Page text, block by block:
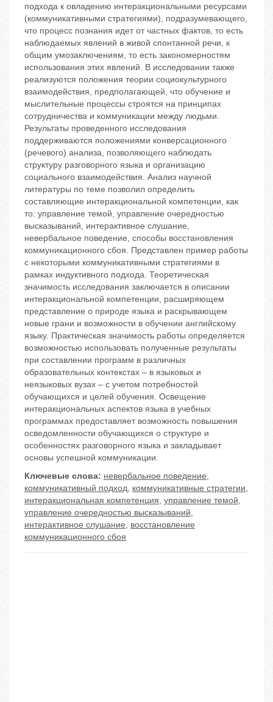
подхода к овладению интеракциональными ресурсами
(коммуникативными стратегиями), подразумевающего,
что процесс познания идет от частных фактов, то есть
наблюдаемых явлений в живой спонтанной речи, к
общим умозаключениям, то есть закономерностям
использования этих явлений. В исследовании также
реализуются положения теории социокультурного
взаимодействия, предполагающей, что обучение и
мыслительные процессы строятся на принципах
сотрудничества и коммуникации между людьми.
Результаты проведенного исследования
поддерживаются положениями конверсационного
(речевого) анализа, позволяющего наблюдать
структуру разговорного языка и организацию
социального взаимодействия. Анализ научной
литературы по теме позволил определить
составляющие интеракциональной компетенции, как
то: управление темой, управление очередностью
высказываний, интерактивное слушание,
невербальное поведение, способы восстановления
коммуникационного сбоя. Представлен пример работы
с некоторыми коммуникативными стратегиями в
рамках индуктивного подхода. Теоретическая
значимость исследования заключается в описании
интеракциональной компетенции, расширяющем
представление о природе языка и раскрывающем
новые грани и возможности в обучении английскому
языку. Практическая значимость работы определяется
возможностью использовать полученные результаты
при составлении программ в различных
образовательных контекстах – в языковых и
неязыковых вузах – с учетом потребностей
обучающихся и целей обучения. Освещение
интеракциональных аспектов языка в учебных
программах предоставляет возможность повышения
осведомленности обучающихся о структуре и
особенностях разговорного языка и закладывает
основы успешной коммуникации.
Ключевые слова: невербальное поведение,
коммуникативный подход, коммуникативные стратегии,
интеракциональная компетенция, управление темой,
управление очередностью высказываний,
интерактивное слушание, восстановление
коммуникационного сбоя